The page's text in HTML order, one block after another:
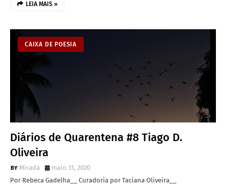
LEIA MAIS »
CAIXA DE POESIA
Diários de Quarentena #8 Tiago D.
Oliveira
Mirada
maio 31, 2020
Por Rebeca Gadelha__ Curadoria por Taciana Oliveira__